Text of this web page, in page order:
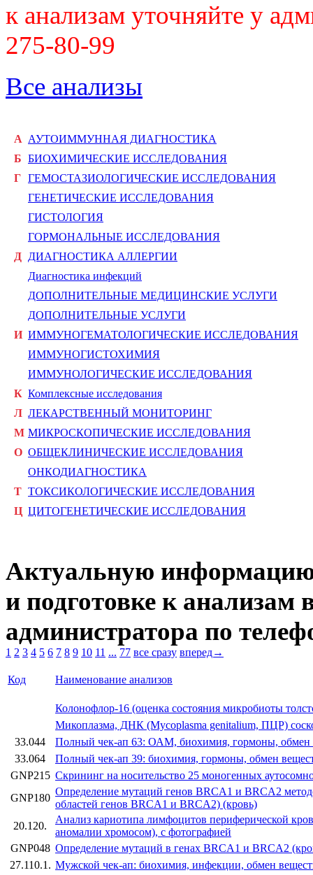
к анализам уточняйте у
275-80-99
Все анализы
А АУТОИММУННАЯ ДИАГНОСТИКА
Б БИОХИМИЧЕСКИЕ ИССЛЕДОВАНИЯ
Г ГЕМОСТАЗИОЛОГИЧЕСКИЕ ИССЛЕДОВАНИЯ
ГЕНЕТИЧЕСКИЕ ИССЛЕДОВАНИЯ
ГИСТОЛОГИЯ
ГОРМОНАЛЬНЫЕ ИССЛЕДОВАНИЯ
Д ДИАГНОСТИКА АЛЛЕРГИИ
Диагностика инфекций
ДОПОЛНИТЕЛЬНЫЕ МЕДИЦИНСКИЕ УСЛУГИ
ДОПОЛНИТЕЛЬНЫЕ УСЛУГИ
И ИММУНОГЕМАТОЛОГИЧЕСКИЕ ИССЛЕДОВАНИЯ
ИММУНОГИСТОХИМИЯ
ИММУНОЛОГИЧЕСКИЕ ИССЛЕДОВАНИЯ
К Комплексные исследования
Л ЛЕКАРСТВЕННЫЙ МОНИТОРИНГ
М МИКРОСКОПИЧЕСКИЕ ИССЛЕДОВАНИЯ
О ОБЩЕКЛИНИЧЕСКИЕ ИССЛЕДОВАНИЯ
ОНКОДИАГНОСТИКА
Т ТОКСИКОЛОГИЧЕСКИЕ ИССЛЕДОВАНИЯ
Ц ЦИТОГЕНЕТИЧЕСКИЕ ИССЛЕДОВАНИЯ
Актуальную
и подготовке к анализам
администратора по
1 2 3 4 5 6 7 8 9 10 11 ... 77 все сразу вперед→
Код Наименование анализов
Колонофлор-16 (оценка состояния микробиоты
Микоплазма, ДНК (Mycoplasma genitalium, ПЦР)
33.044
Полный чек-ап 63: ОАМ, биохимия, гормоны, обмен
33.064
Полный чек-ап 39: биохимия, гормоны, обмен
GNP215 Скрининг на носительство 25 моногенных
GNP180
Определение мутаций генов BRCA1 и BRCA2
областей генов BRCA1 и BRCA2) (кровь)
20.120.
Анализ кариотипа лимфоцитов периферической
аномалии хромосом), с фотографией
GNP048 Определение мутаций в генах BRCA1 и BRCA2
27.110.1. Мужской чек-ап: биохимия, инфекции, обмен